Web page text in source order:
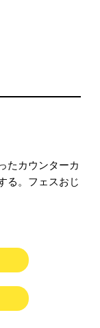
たカウンターカ
る。フェスおじ